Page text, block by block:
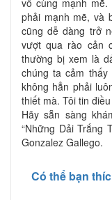
phải mạnh mẽ, và
cũng dễ dàng trở
vượt qua rào cản
thường bị xem là
chúng ta cảm
không hẳn phải
thiết mà. Tôi tin
Hãy sẵn sàng
“Những Dải Trắng
Gonzalez Gallego.
Có thể bạn